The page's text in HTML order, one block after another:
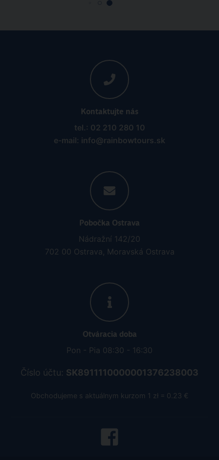
Kontaktujte nás
tel.: 02 210 280 10
e-mail: info@rainbowtours.sk
Pobočka Ostrava
Nádražní 142/20
702 00 Ostrava, Moravská Ostrava
Otváracia doba
Pon - Pia 08:30 - 16:30
Číslo účtu: SK8911110000001376238003
Obchodujeme s aktuálnym kurzom 1 zł = 0.23 €